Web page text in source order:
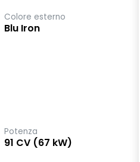
Colore esterno
Blu Iron
Potenza
91 CV (67 kW)